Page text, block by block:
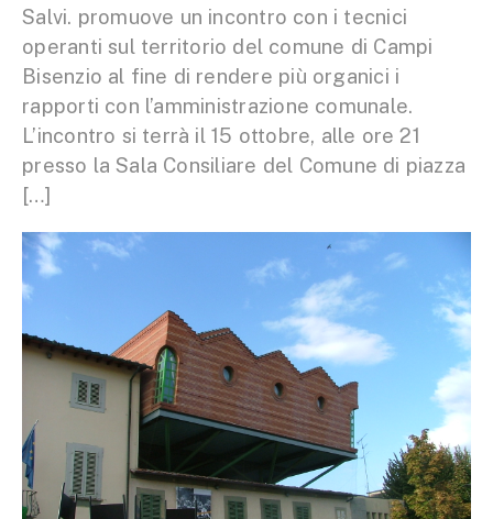
Salvi. promuove un incontro con i tecnici
operanti sul territorio del comune di Campi
Bisenzio al fine di rendere più organici i
rapporti con l’amministrazione comunale.
L’incontro si terrà il 15 ottobre, alle ore 21
presso la Sala Consiliare del Comune di piazza
[…]